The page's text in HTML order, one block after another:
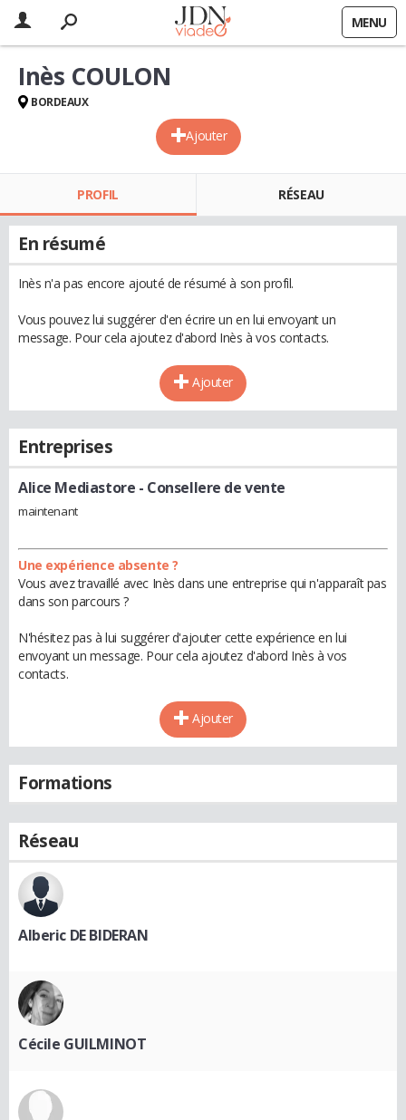
MENU
Ajouter
Inès COULON
BORDEAUX
PROFIL RÉSEAU
En résumé
Inès n'a pas encore ajouté de résumé à son profil.
Vous pouvez lui suggérer d'en écrire un en lui envoyant un
message. Pour cela ajoutez d'abord Inès à vos contacts.
Ajouter
Entreprises
Alice Mediastore - Consellere de vente
maintenant
Une expérience absente ?
Vous avez travaillé avec Inès dans une entreprise qui n'apparaît pas
dans son parcours ?
N'hésitez pas à lui suggérer d'ajouter cette expérience en lui
envoyant un message. Pour cela ajoutez d'abord Inès à vos
contacts.
Ajouter
Formations
Réseau
Alberic DE BIDERAN
Cécile GUILMINOT